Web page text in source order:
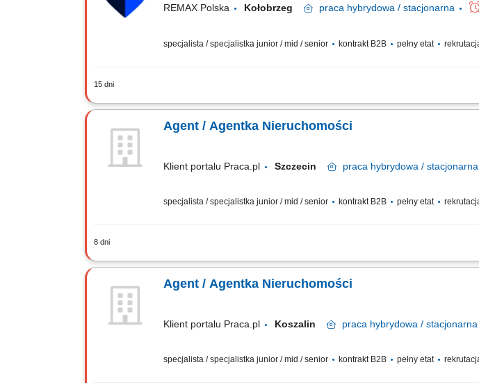
REMAX Polska Kołobrzeg praca hybrydowa / stacjonarna
specjalista / specjalistka junior / mid / senior kontrakt B2B pełny etat
15 dni
Co otrzymasz jako agent nieruchomości REMAX? wiedzę, która da Ci możliwość
Agent / Agentka Nieruchomości
Klient portalu Praca.pl Szczecin praca hybrydowa / stacjonarna
specjalista / specjalistka junior / mid / senior kontrakt B2B pełny etat
8 dni
Samodzielne prowadzenie sprzedaży i wynajmu nieruchomości. Pozyskiwanie
Agent / Agentka Nieruchomości
Klient portalu Praca.pl Koszalin praca hybrydowa / stacjonarna
specjalista / specjalistka junior / mid / senior kontrakt B2B pełny etat